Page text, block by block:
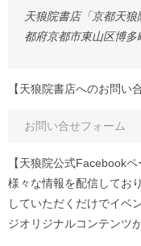
天狼院書店「京都天
都府京都市東山区博多
【天狼院書店へのお問い
お問い合せフォーム
【天狼院公式Facebook
様々な情報を配信してお
していただくだけでイベ
ジオリジナルコンテンツ